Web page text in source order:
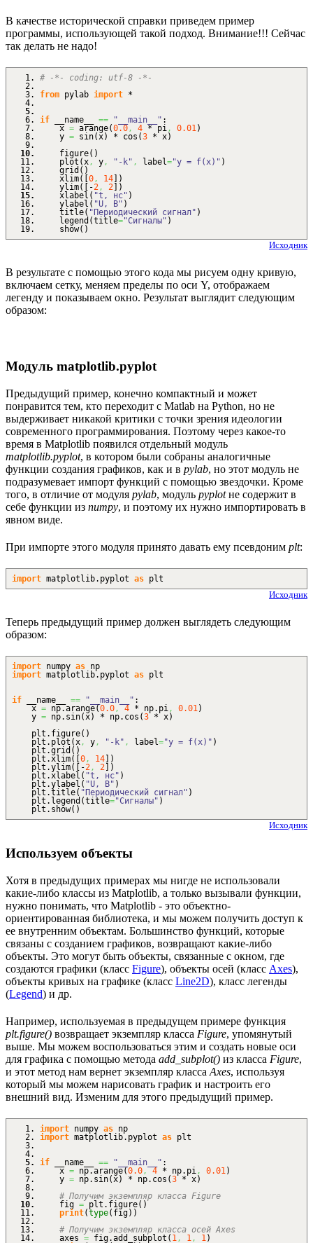
В качестве исторической справки приведем пример
программы, использующей такой подход. Внимание!!! Сейчас
так делать не надо!
# -*- coding: utf-8 -*-
from pylab import *
if __name__ == "__main__" :
x = arange(0.0, 4 * pi, 0.01)
y = sin(x) * cos (3 * x)
figure( )
plot (x, y, "-k" , label="y = f(x)" )
grid ( )
xlim( 0, 14
)
ylim( -2, 2
)
xlabel ( "t, нс" )
ylabel ( "U, В" )
title( "Периодический сигнал" )
legend (title="Сигналы" )
show( )
Исходник
В результате с помощью этого кода мы рисуем одну кривую,
включаем сетку, меняем пределы по оси Y, отображаем
легенду и показываем окно. Результат выглядит следующим
образом:
Модуль matplotlib.pyplot
Предыдущий пример, конечно компактный и может
понравится тем, кто переходит с Matlab на Python, но не
выдерживает никакой критики с точки зрения идеологии
современного программирования. Поэтому через какое-то
время в Matplotlib появился отдельный модуль
matplotlib.pyplot, в котором были собраны аналогичные
функции создания графиков, как и в pylab, но этот модуль не
подразумевает импорт функций с помощью звездочки. Кроме
того, в отличие от модуля pylab, модуль pyplotне содержит в
себе функции из numpy, и поэтому их нужно импортировать в
явном виде.
При импорте этого модуля принято давать ему псевдоним plt:
import matplotlib. pyplot as plt
Исходник
Теперь предыдущий пример должен выглядеть следующим
образом:
import numpy as np
import matplotlib. pyplot as plt
if __name__ == "__main__" :
x = np.arange(0.0, 4* np. pi, 0.01)
y = np. sin(x) * np. cos (3* x)
plt. figure( )
plt. plot (x, y, "-k" , label="y = f(x)" )
plt.grid ( )
plt.xlim( [0, 14] )
plt.ylim( [ -2, 2] )
plt.xlabel ( "t, нс" )
plt.ylabel ( "U, В" )
plt.title( "Периодический сигнал" )
plt. legend (title="Сигналы" )
plt. show( )
Исходник
Используем объекты
Хотя в предыдущих примерах мы нигде не использовали
какие-либо классы из Matplotlib, а только вызывали функции,
нужно понимать, что Matplotlib - это объектно-
ориентированная библиотека, и мы можем получить доступ к
ее внутренним объектам. Большинство функций, которые
связаны с созданием графиков, возвращают какие-либо
объекты. Это могут быть объекты, связанные с окном, где
создаются графики (класс Figure), объекты осей (класс Axes),
объекты кривых на графике (класс Line2D), класс легенды
(Legend) и др.
Например, используемая в предыдущем примере функция
plt.figure() возвращает экземпляр класса Figure, упомянутый
выше. Мы можем воспользоваться этим и создать новые оси
для графика с помощью метода add_subplot() из класса Figure,
и этот метод нам вернет экземпляр класса Axes, используя
который мы можем нарисовать график и настроить его
внешний вид. Изменим для этого предыдущий пример.
import numpy as np
import matplotlib. pyplot as plt
if __name__ == "__main__" :
x = np.arange(0.0, 4 * np. pi, 0.01)
y = np. sin(x) * np. cos (3 * x)
# Получим экземпляр класса Figure
fig = plt. figure( )
print(type( fig) )
# Получим экземпляр класса осей Axes
axes = fig.add_subplot ( 1, 1, 1)